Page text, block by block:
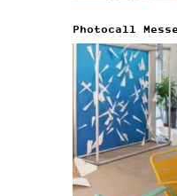
Photocall